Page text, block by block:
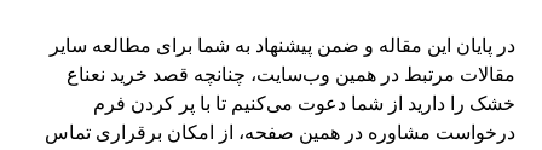
در پایان این مقاله و ضمن پیشنهاد به شما برای مطالعه سایر
مقالات مرتبط در همین وب‌سایت، چنانچه قصد خرید نعناع
خشک را دارید از شما دعوت می‌کنیم تا با پر کردن فرم
درخواست مشاوره در همین صفحه، از امکان برقراری تماس